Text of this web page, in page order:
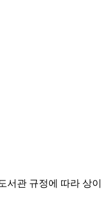
서관 규정에 따라 상이